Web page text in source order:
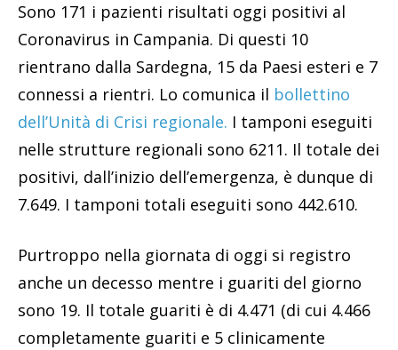
Sono 171 i pazienti risultati oggi positivi al
Coronavirus in Campania. Di questi 10
rientrano dalla Sardegna, 15 da Paesi esteri e 7
connessi a rientri. Lo comunica il bollettino
dell’Unità di Crisi regionale. I tamponi eseguiti
nelle strutture regionali sono 6211. Il totale dei
positivi, dall’inizio dell’emergenza, è dunque di
7.649. I tamponi totali eseguiti sono 442.610.
Purtroppo nella giornata di oggi si registro
anche un decesso mentre i guariti del giorno
sono 19. Il totale guariti è di 4.471 (di cui 4.466
completamente guariti e 5 clinicamente